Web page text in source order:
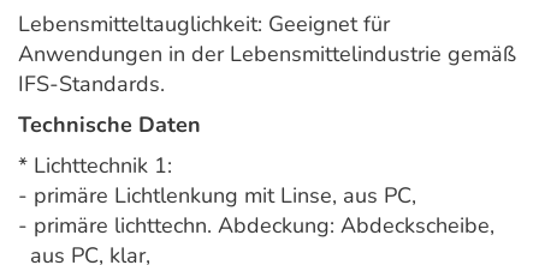
Lebensmitteltauglichkeit: Geeignet für
Anwendungen in der Lebensmittelindustrie gemäß
IFS-Standards.
Technische Daten
* Lichttechnik 1:
- primäre Lichtlenkung mit Linse, aus PC,
- primäre lichttechn. Abdeckung: Abdeckscheibe,
aus PC, klar,